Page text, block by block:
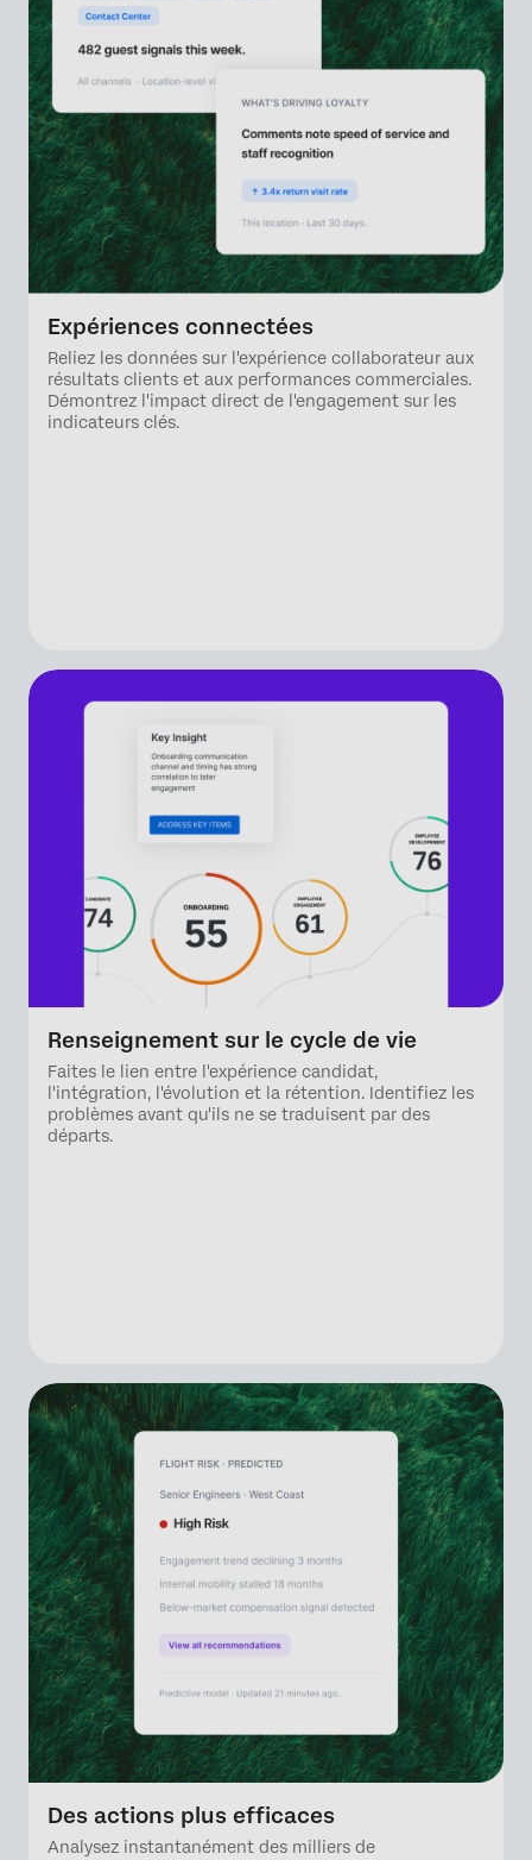
Expériences connectées
Reliez les données sur l'expérience collaborateur aux
résultats clients et aux performances commerciales.
Démontrez l'impact direct de l'engagement sur les
indicateurs clés.
Renseignement sur le cycle de vie
Faites le lien entre l'expérience candidat,
l'intégration, l'évolution et la rétention. Identifiez les
problèmes avant qu'ils ne se traduisent par des
départs.
Des actions plus efficaces
Analysez instantanément des milliers de